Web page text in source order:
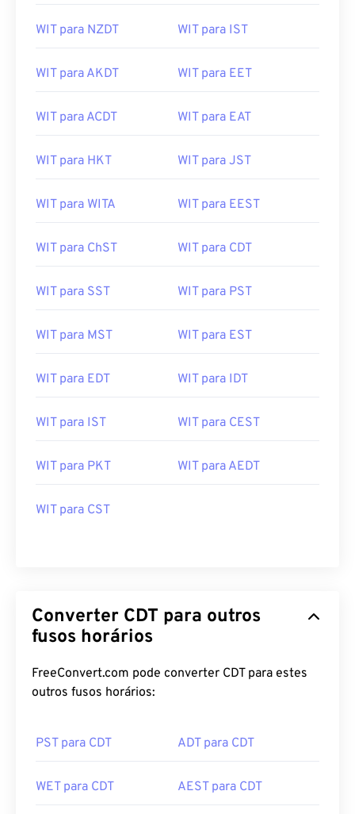
WIT para NZDT WIT para IST
WIT para AKDT WIT para EET
WIT para ACDT WIT para EAT
WIT para HKT WIT para JST
WIT para WITA WIT para EEST
WIT para ChST WIT para CDT
WIT para SST WIT para PST
WIT para MST WIT para EST
WIT para EDT WIT para IDT
WIT para IST WIT para CEST
WIT para PKT WIT para AEDT
WIT para CST
Converter CDT para outros
fusos horários
FreeConvert.com pode converter CDT para estes
outros fusos horários:
PST para CDT ADT para CDT
WET para CDT AEST para CDT